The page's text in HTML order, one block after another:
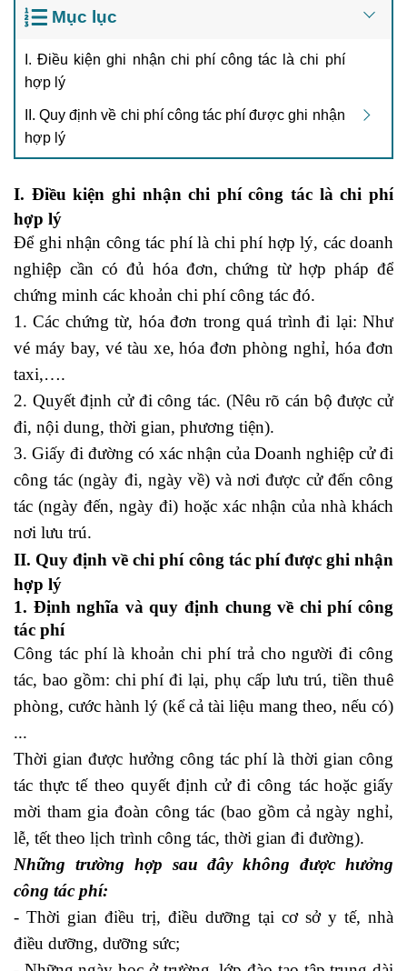
Mục lục
I. Điều kiện ghi nhận chi phí công tác là chi phí
hợp lý
II. Quy định về chi phí công tác phí được ghi nhận
hợp lý
I. Điều kiện ghi nhận chi phí công tác là chi phí
hợp lý
Để ghi nhận công tác phí là chi phí hợp lý, các doanh
nghiệp cần có đủ hóa đơn, chứng từ hợp pháp để
chứng minh các khoản chi phí công tác đó.
1. Các chứng từ, hóa đơn trong quá trình đi lại: Như
vé máy bay, vé tàu xe, hóa đơn phòng nghỉ, hóa đơn
taxi,….
2. Quyết định cử đi công tác. (Nêu rõ cán bộ được cử
đi, nội dung, thời gian, phương tiện).
3. Giấy đi đường có xác nhận của Doanh nghiệp cử đi
công tác (ngày đi, ngày về) và nơi được cử đến công
tác (ngày đến, ngày đi) hoặc xác nhận của nhà khách
nơi lưu trú.
II. Quy định về chi phí công tác phí được ghi nhận
hợp lý
1. Định nghĩa và quy định chung về chi phí công
tác phí
Công tác phí là khoản chi phí trả cho người đi công
tác, bao gồm: chi phí đi lại, phụ cấp lưu trú, tiền thuê
phòng, cước hành lý (kể cả tài liệu mang theo, nếu có)
...
Thời gian được hưởng công tác phí là thời gian công
tác thực tế theo quyết định cử đi công tác hoặc giấy
mời tham gia đoàn công tác (bao gồm cả ngày nghỉ,
lễ, tết theo lịch trình công tác, thời gian đi đường).
Những trường hợp sau đây không được hưởng
công tác phí:
- Thời gian điều trị, điều dưỡng tại cơ sở y tế, nhà
điều dưỡng, dưỡng sức;